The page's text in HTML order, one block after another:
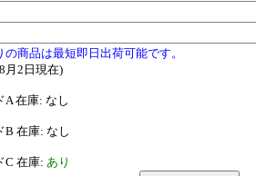
の商品は最短即日出荷可能です。
月2日現在)
A 在庫: なし
B 在庫: なし
C 在庫: あり